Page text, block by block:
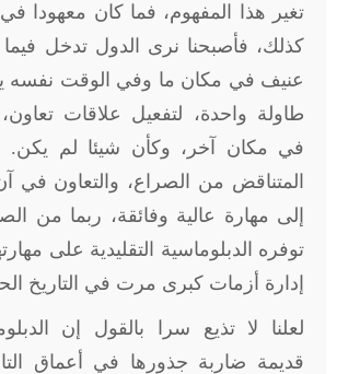
تغير هذا المفهوم، فما كان معهودا
كذلك، فأصبحنا نرى الدول تدخل
عنيف في مكان ما وفي الوقت نفسه
طاولة واحدة، لتفعيل علاقات
في مكان آخر، وكأن شيئا لم يكن.
المتناقض من الصراع، والتعاون في
إلى مهارة عالية وفائقة، ربما من
توفره الدبلوماسية التقليدية على
إدارة أزمات كبرى مرت في التاريخ
لعلنا لا تذيع سرا بالقول إن
قديمة ضاربة جذورها في أعماق